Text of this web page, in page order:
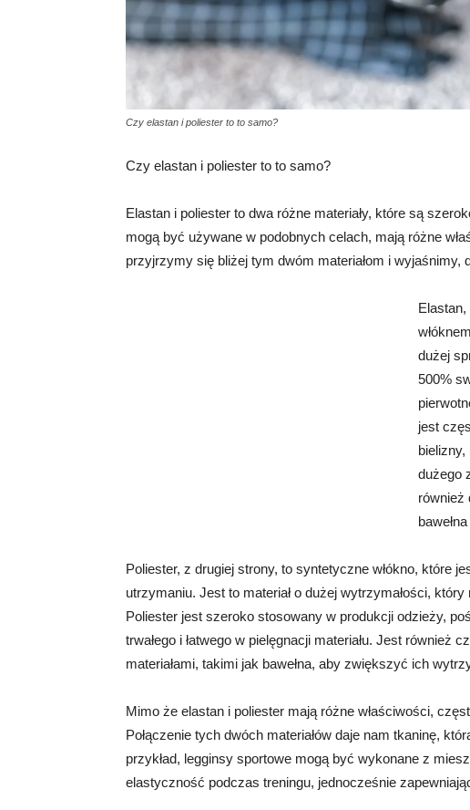
Czy elastan i poliester to to samo?
Czy elastan i poliester to to samo?
Elastan i poliester to dwa różne materiały, które są
mogą być używane w podobnych celach, mają różne
przyjrzymy się bliżej tym dwóm materiałom i wyjaśnimy,
dużej
500%
jest
dużego
również
Poliester, z drugiej strony, to syntetyczne włókno, które
utrzymaniu. Jest to materiał o dużej wytrzymałości,
Poliester jest szeroko stosowany w produkcji odzieży,
trwałego i łatwego w pielęgnacji materiału. Jest również
materiałami, takimi jak bawełna, aby zwiększyć ich
Mimo że elastan i poliester mają różne właściwości,
Połączenie tych dwóch materiałów daje nam tkaninę,
przykład, legginsy sportowe mogą być wykonane z
elastyczność podczas treningu, jednocześnie